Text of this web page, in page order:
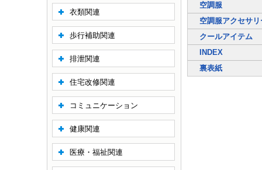
空調服
空調服アクセサリ
クールアイテム
INDEX
裏表紙
衣類関連
歩行補助関連
排泄関連
住宅改修関連
コミュニケーション
健康関連
医療・福祉関連